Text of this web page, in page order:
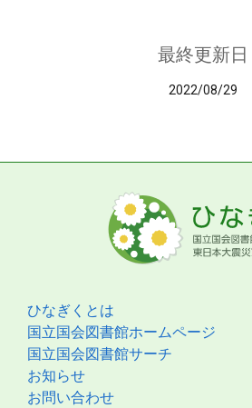
最終更新日
2022/08/29
ひなぎくとは
国立国会図書館ホームページ
国立国会図書館サーチ
お知らせ
お問い合わせ